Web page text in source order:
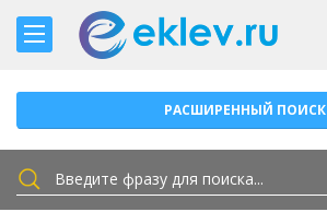
РАСШИРЕННЫЙ ПОИСК